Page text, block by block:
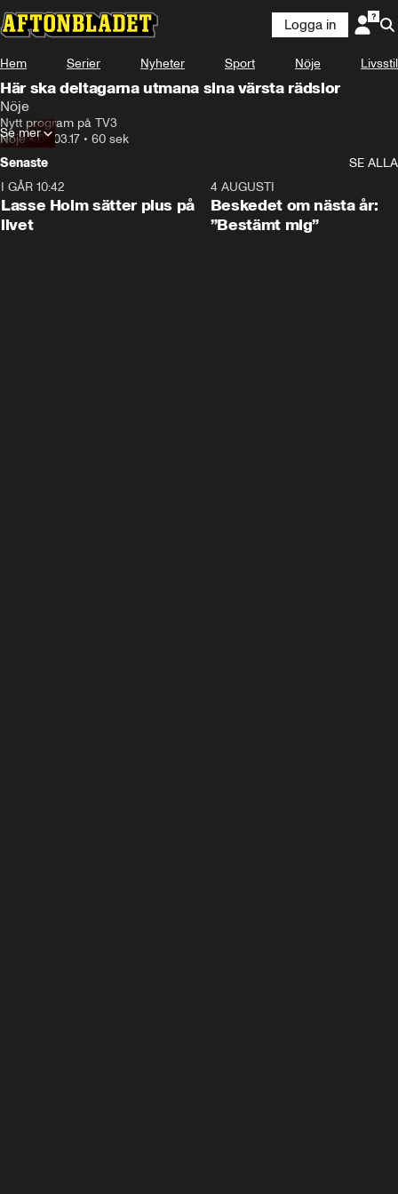
Logga in
Hem Serier Nyheter Sport Nöje Livsstil
Här ska deltagarna utmana sina värsta rädslor
Nöje
Nytt program på TV3
Nöje•08.03.17 • 60 sek
Se mer
Senaste
SE ALLA
I GÅR 10:42
Lasse Holm sätter plus på
livet
4 AUGUSTI
Beskedet om nästa år:
”Bestämt mig”